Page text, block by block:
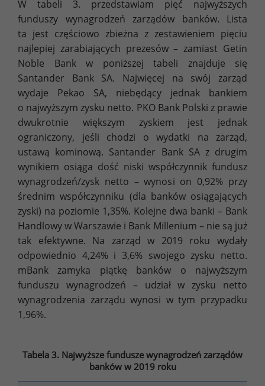
W tabeli 3. przedstawiam pięć najwyższych
funduszy wynagrodzeń zarządów banków. Lista
ta jest częściowo zbieżna z zestawieniem pięciu
najlepiej zarabiających prezesów – zamiast Getin
Noble Bank w poniższej tabeli znajduje się
Santander Bank SA. Najwięcej na swój zarząd
wydaje Pekao SA, niebędący jednak bankiem
o najwyższym zysku netto. PKO Bank Polski z prawie
dwukrotnie większym zyskiem jest jednak
ograniczony, jeśli chodzi o wydatki na zarząd,
ustawą kominową. Santander Bank SA z drugim
wynikiem osiąga dość niski współczynnik fundusz
wynagrodzeń/zysk netto – wynosi on 0,92% przy
średnim współczynniku (dla banków osiągających
zyski) na poziomie 1,35%. Kolejne dwa banki – Bank
Handlowy w Warszawie i Bank Millenium – nie są już
tak efektywne. Na zarząd w 2019 roku wydały
odpowiednio 4,24% i 3,6% swojego zysku netto.
mBank zamyka piątkę banków o najwyższym
funduszu wynagrodzeń – udział w zysku netto
wynagrodzenia zarządu wynosi w tym przypadku
1,96%.
Tabela 3. Najwyższe fundusze wynagrodzeń zarządów
banków w 2019 roku